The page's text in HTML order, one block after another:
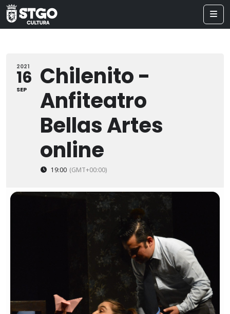
2021
16
SEP
Chilenito -
Anfiteatro
Bellas Artes
online
19:00 (GMT+00:00)